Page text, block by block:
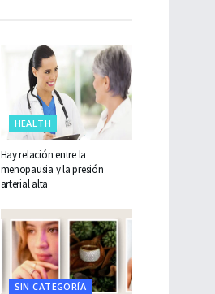
HEALTH
Hay relación entre la
menopausia y la presión
arterial alta
SIN CATEGORÍA